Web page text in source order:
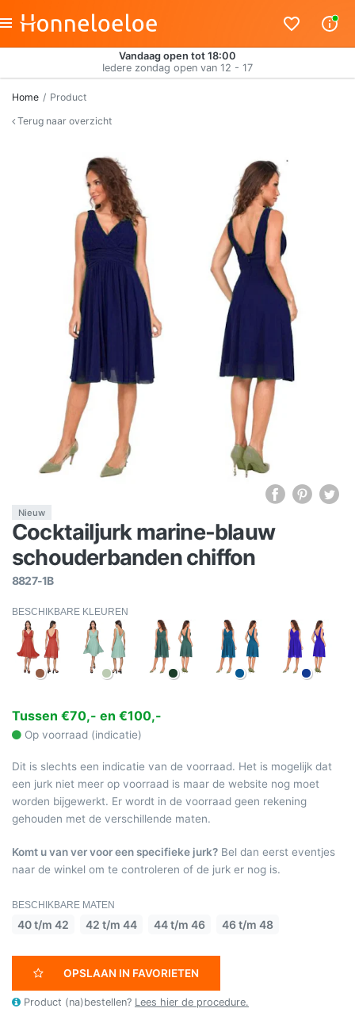
Vandaag open tot 18:00
Iedere zondag open van 12 - 17
Home
Product
Terug naar overzicht
Nieuw
Cocktailjurk marine-blauw
schouderbanden chiffon
8827-1B
BESCHIKBARE KLEUREN
Tussen €70,- en €100,-
Op voorraad (indicatie)
Dit is slechts een indicatie van de voorraad. Het is mogelijk dat
een jurk niet meer op voorraad is maar de website nog moet
worden bijgewerkt. Er wordt in de voorraad geen rekening
gehouden met de verschillende maten.
Komt u van ver voor een specifieke jurk? Bel dan eerst eventjes
naar de winkel om te controleren of de jurk er nog is.
BESCHIKBARE MATEN
40 t/m 42 42 t/m 44 44 t/m 46 46 t/m 48
OPSLAAN IN FAVORIETEN
Product (na)bestellen? Lees hier de procedure.